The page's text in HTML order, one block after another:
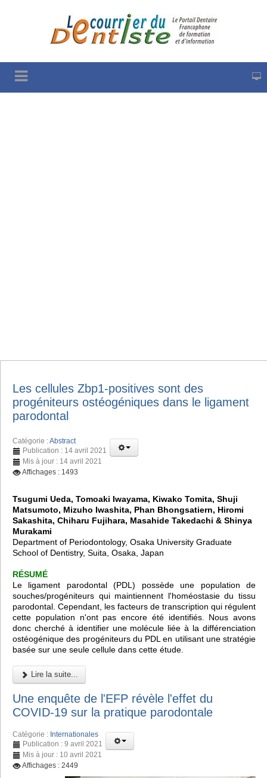
Les cellules Zbp1-positives sont des
progéniteurs ostéogéniques dans le ligament
parodontal
Catégorie :Abstract
Publication : 14 avril 2021
Mis à jour : 14 avril 2021
Affichages : 1493
Tsugumi Ueda, Tomoaki Iwayama, Kiwako Tomita, Shuji
Matsumoto, Mizuho Iwashita, Phan Bhongsatiern, Hiromi
Sakashita, Chiharu Fujihara, Masahide Takedachi & Shinya
Murakami
Department of Periodontology, Osaka University Graduate
School of Dentistry, Suita, Osaka, Japan
RÉSUMÉ
Le ligament parodontal (PDL) possède une population de
souches/progéniteurs qui maintiennent l'homéostasie du tissu
parodontal. Cependant, les facteurs de transcription qui régulent
cette population n'ont pas encore été identifiés. Nous avons
donc cherché à identifier une molécule liée à la différenciation
ostéogénique des progéniteurs du PDL en utilisant une stratégie
basée sur une seule cellule dans cette étude.
Lire la suite...
Une enquête de l'EFP révèle l'effet du
COVID-19 sur la pratique parodontale
Catégorie : Internationales
Publication : 9 avril 2021
Mis à jour : 10 avril 2021
Affichages : 2449